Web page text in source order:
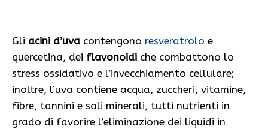
Gli acini d’uva contengono resveratrolo e
quercetina, dei flavonoidi che combattono lo
stress ossidativo e l’invecchiamento cellulare;
inoltre, l’uva contiene acqua, zuccheri, vitamine,
fibre, tannini e sali minerali, tutti nutrienti in
grado di favorire l’eliminazione dei liquidi in